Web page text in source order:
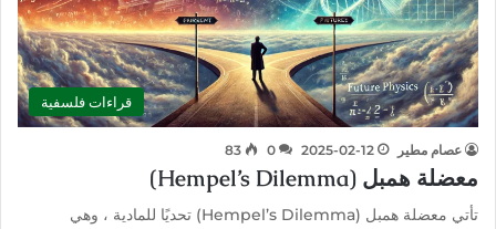
قراءات فلسفية
عصام مطير 2025-02-12
0
83
معضلة همبل (Hempel’s Dilemma)
تأتي معضلة همبل (Hempel’s Dilemma) تحديًا للمادية ، وهي